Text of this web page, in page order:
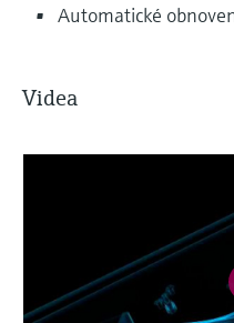
Automatické
Videa